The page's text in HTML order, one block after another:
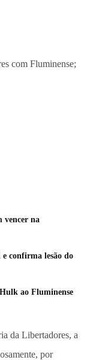
vencer na
confirma lesão do
ao Fluminense
da Libertadores, a
por